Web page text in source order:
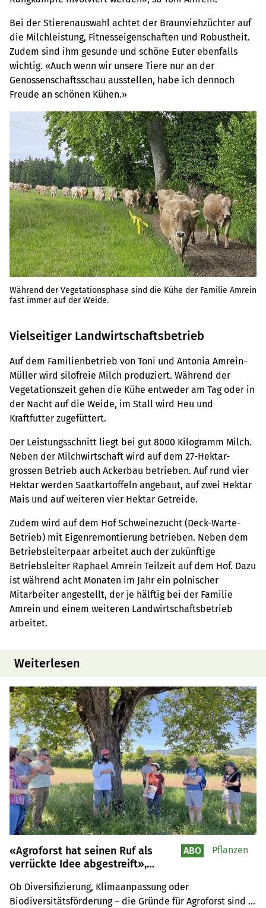
Bei der Stierenauswahl achtet der Braunviehzüchter auf
die Milchleistung, Fitnesseigenschaften und Robustheit.
Zudem sind ihm gesunde und schöne Euter ebenfalls
wichtig. «Auch wenn wir unsere Tiere nur an der
Genossenschaftsschau ausstellen, habe ich dennoch
Freude an schönen Kühen.»
Während der Vegetationsphase sind die Kühe der Familie Amrein
fast immer auf der Weide.
Vielseitiger Landwirtschaftsbetrieb
Auf dem Familienbetrieb von Toni und Antonia Amrein-
Müller wird silofreie Milch produziert. Während der
Vegetationszeit gehen die Kühe entweder am Tag oder in
der Nacht auf die Weide, im Stall wird Heu und
Kraftfutter zugefüttert.
Der Leistungsschnitt liegt bei gut 8000 Kilogramm Milch.
Neben der Milchwirtschaft wird auf dem 27-Hektar-
grossen Betrieb auch Ackerbau betrieben. Auf rund vier
Hektar werden Saatkartoffeln angebaut, auf zwei Hektar
Mais und auf weiteren vier Hektar Getreide.
Zudem wird auf dem Hof Schweinezucht (Deck-Warte-
Betrieb) mit Eigenremontierung betrieben. Neben dem
Betriebsleiterpaar arbeitet auch der zukünftige
Betriebsleiter Raphael Amrein Teilzeit auf dem Hof. Dazu
ist während acht Monaten im Jahr ein polnischer
Mitarbeiter angestellt, der je hälftig bei der Familie
Amrein und einem weiteren Landwirtschaftsbetrieb
arbeitet.
Weiterlesen
«Agroforst hat seinen Ruf als
verrückte Idee abgestreift»,
Liebegg
Ob Diversifizierung, Klimaanpassung oder
Biodiversitätsförderung – die Gründe für Agroforst sind
ABO Pflanzen